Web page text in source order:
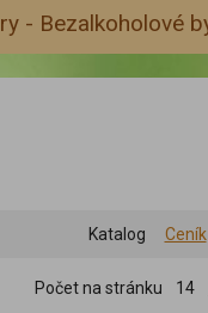
- Bezalkoholové
Katalog Ceník
Počet na stránku 14